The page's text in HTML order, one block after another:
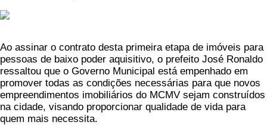
Ao assinar o contrato desta primeira etapa de imóveis para
pessoas de baixo poder aquisitivo, o prefeito José Ronaldo
ressaltou que o Governo Municipal está empenhado em
promover todas as condições necessárias para que novos
empreendimentos imobiliários do MCMV sejam construídos
na cidade, visando proporcionar qualidade de vida para
quem mais necessita.